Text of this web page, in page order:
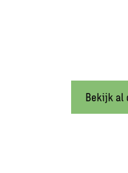
Bekijk al